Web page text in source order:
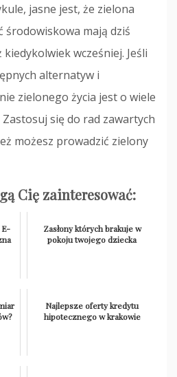
jasne jest, że zielona
mają dziś
wcześniej. Jeśli
alternatyw i
zielonego życia jest o wiele
Zastosuj się do rad zawartych
możesz prowadzić zielony
Cię zainteresować:
E-
Zasłony których brakuje w
pokoju twojego dziecka
Najlepsze oferty kredytu
hipotecznego w krakowie